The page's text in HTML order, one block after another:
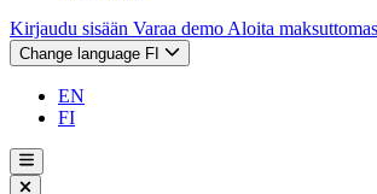
Kirjaudu sisään Varaa demo Aloita
Change language FI
EN
FI